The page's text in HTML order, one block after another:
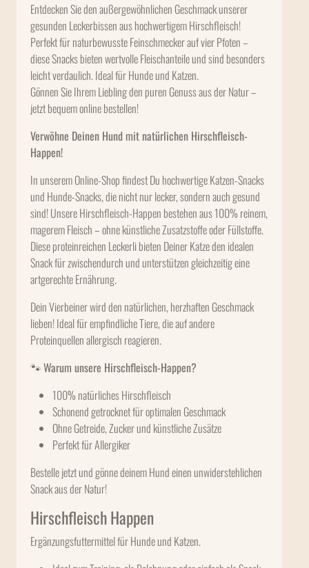
Entdecken Sie den außergewöhnlichen Geschmack unserer
gesunden Leckerbissen aus hochwertigem Hirschfleisch!
Perfekt für naturbewusste Feinschmecker auf vier Pfoten –
diese Snacks bieten wertvolle Fleischanteile und sind besonders
leicht verdaulich. Ideal für Hunde und Katzen.
Gönnen Sie Ihrem Liebling den puren Genuss aus der Natur –
jetzt bequem online bestellen!
Verwöhne Deinen Hund mit natürlichen Hirschfleisch-
Happen!
In unserem Online-Shop findest Du hochwertige Katzen-Snacks
und Hunde-Snacks, die nicht nur lecker, sondern auch gesund
sind! Unsere Hirschfleisch-Happen bestehen aus 100% reinem,
magerem Fleisch – ohne künstliche Zusatzstoffe oder Füllstoffe.
Diese proteinreichen Leckerli bieten Deiner Katze den idealen
Snack für zwischendurch und unterstützen gleichzeitig eine
artgerechte Ernährung.
Dein Vierbeiner wird den natürlichen, herzhaften Geschmack
lieben! Ideal für empfindliche Tiere, die auf andere
Proteinquellen allergisch reagieren.
🐾Warum unsere Hirschfleisch-Happen?
100% natürliches Hirschfleisch
Schonend getrocknet für optimalen Geschmack
Ohne Getreide, Zucker und künstliche Zusätze
Perfekt für Allergiker
Bestelle jetzt und gönne deinem Hund einen unwiderstehlichen
Snack aus der Natur!
Hirschfleisch Happen
Ergänzungsfuttermittel für Hunde und Katzen.